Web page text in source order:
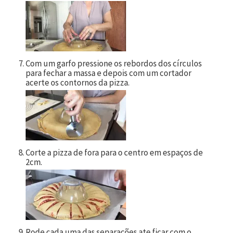
Com um garfo pressione os rebordos dos círculos
para fechar a massa e depois com um cortador
acerte os contornos da pizza.
Corte a pizza de fora para o centro em espaços de
2cm.